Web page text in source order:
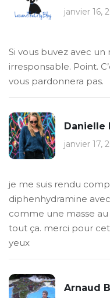
janvier 16,
Si vous buvez avec
irresponsable. Point.
vous pardonnera pas.
Danielle
janvier 17,
je me suis rendu
diphenhydramine
comme une masse au
tout ça. merci pour cet
yeux
Arnaud